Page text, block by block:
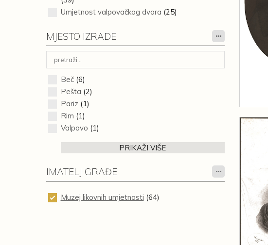
Umjetnost valpovačkog dvora (25)
MJESTO IZRADE
Beč(6)
Pešta (2)
Pariz(1)
Rim (1)
Valpovo (1)
PRIKAŽI VIŠE
IMATELJ GRAĐE
Muzej likovnih umjetnosti (64)